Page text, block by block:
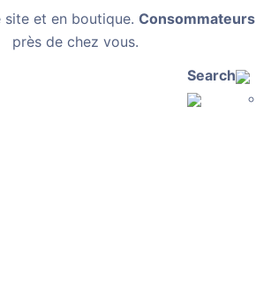
et en boutique. Consommateurs
près de chez vous.
Search